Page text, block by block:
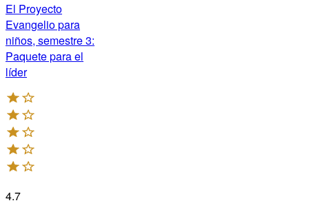
El Proyecto
Evangelio para
niños, semestre 3:
Paquete para el
líder
4.7